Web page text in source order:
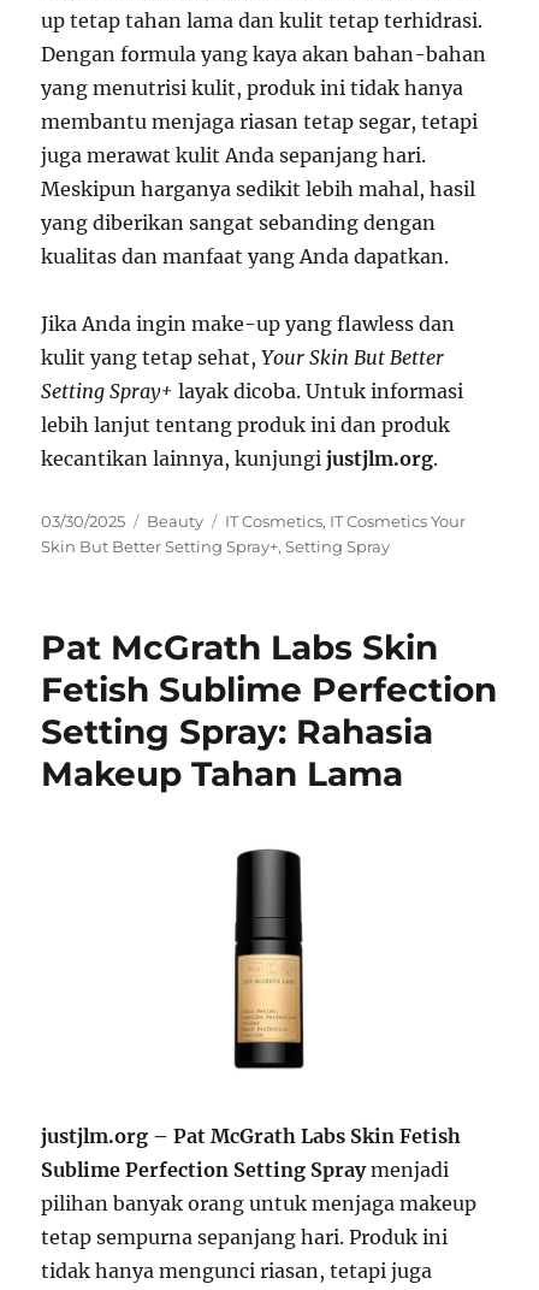
up tetap tahan lama dan kulit tetap terhidrasi.
Dengan formula yang kaya akan bahan-bahan
yang menutrisi kulit, produk ini tidak hanya
membantu menjaga riasan tetap segar, tetapi
juga merawat kulit Anda sepanjang hari.
Meskipun harganya sedikit lebih mahal, hasil
yang diberikan sangat sebanding dengan
kualitas dan manfaat yang Anda dapatkan.
Jika Anda ingin make-up yang flawless dan
kulit yang tetap sehat,Your Skin But Better
Setting Spray+ layak dicoba. Untuk informasi
lebih lanjut tentang produk ini dan produk
kecantikan lainnya, kunjungijustjlm.org.
Posted
on
03/30/2025 Categories
Beauty Tags
IT Cosmetics, IT Cosmetics Your
Skin But Better Setting Spray+,Setting Spray
Pat McGrath Labs Skin
Fetish Sublime Perfection
Setting Spray: Rahasia
Makeup Tahan Lama
justjlm.org – Pat McGrath Labs Skin Fetish
Sublime Perfection Setting Spraymenjadi
pilihan banyak orang untuk menjaga makeup
tetap sempurna sepanjang hari. Produk ini
tidak hanya mengunci riasan, tetapi juga